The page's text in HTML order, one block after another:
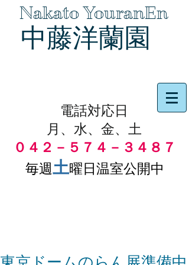
Nakato YouranEn
中藤洋蘭園
電話対応日
月、水、金、土
０４２－５７４－３４８７
毎週土曜日温室公開中